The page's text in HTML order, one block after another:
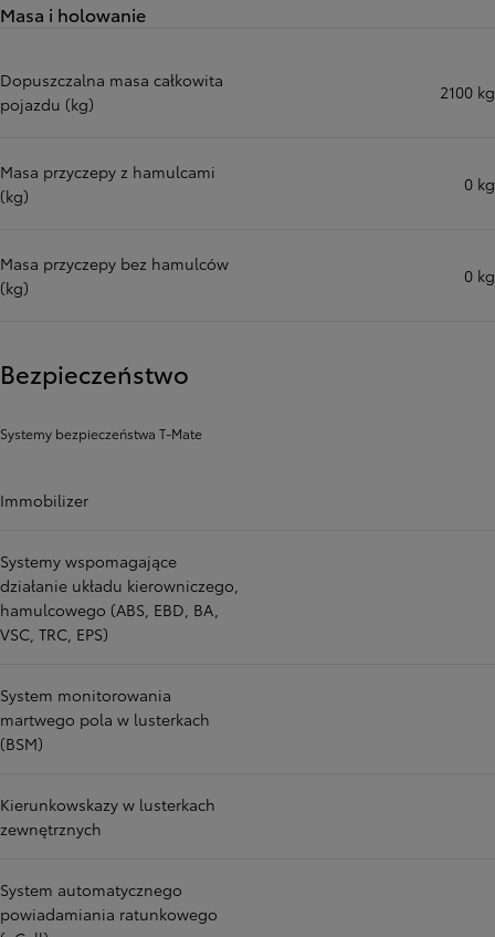
Masa i holowanie
Dopuszczalna masa całkowita
pojazdu (kg)
2100 kg
Masa przyczepy z hamulcami
(kg)
0 kg
Masa przyczepy bez hamulców
(kg)
0 kg
Bezpieczeństwo
Systemy bezpieczeństwa T-Mate
Immobilizer
Systemy wspomagające
działanie układu kierowniczego,
hamulcowego (ABS, EBD, BA,
VSC, TRC, EPS)
System monitorowania
martwego pola w lusterkach
(BSM)
Kierunkowskazy w lusterkach
zewnętrznych
System automatycznego
powiadamiania ratunkowego